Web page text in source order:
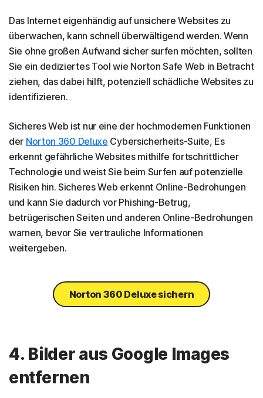
Das Internet eigenhändig auf unsichere Websites zu
überwachen, kann schnell überwältigend werden. Wenn
Sie ohne großen Aufwand sicher surfen möchten, sollten
Sie ein dediziertes Tool wie Norton Safe Web in Betracht
ziehen, das dabei hilft, potenziell schädliche Websites zu
identifizieren.
Sicheres Web ist nur eine der hochmodernen Funktionen
der Norton 360 Deluxe Cybersicherheits-Suite, Es
erkennt gefährliche Websites mithilfe fortschrittlicher
Technologie und weist Sie beim Surfen auf potenzielle
Risiken hin. Sicheres Web erkennt Online-Bedrohungen
und kann Sie dadurch vor Phishing-Betrug,
betrügerischen Seiten und anderen Online-Bedrohungen
warnen, bevor Sie vertrauliche Informationen
weitergeben.
Norton 360 Deluxe sichern
4. Bilder aus Google Images
entfernen